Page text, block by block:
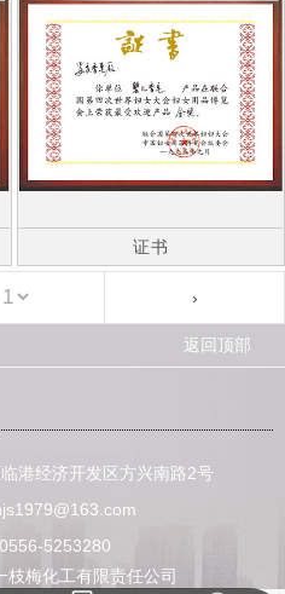
证书
›
返回顶部
港经济开发区方兴南路2号
5253280
梅化工有限责任公司